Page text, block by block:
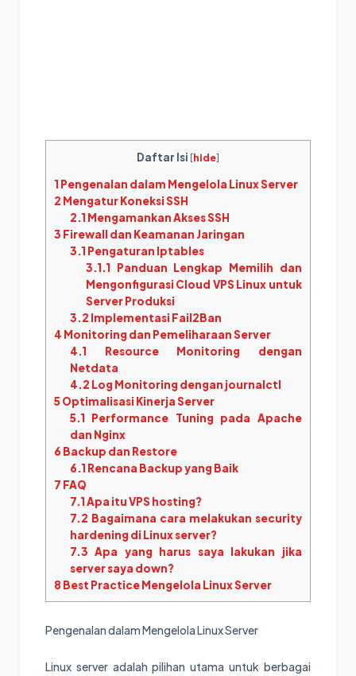
Daftar Isi [hide]
1 Pengenalan dalam Mengelola Linux Server
2 Mengatur Koneksi SSH
2.1 Mengamankan Akses SSH
3 Firewall dan Keamanan Jaringan
3.1 Pengaturan Iptables
3.1.1 Panduan Lengkap Memilih dan
Mengonfigurasi Cloud VPS Linux untuk
Server Produksi
3.2 Implementasi Fail2Ban
4 Monitoring dan Pemeliharaan Server
4.1 Resource Monitoring dengan
Netdata
4.2 Log Monitoring dengan journalctl
5Optimalisasi Kinerja Server
5.1 Performance Tuning pada Apache
dan Nginx
6 Backup dan Restore
6.1 Rencana Backup yang Baik
7 FAQ
7.1Apa itu VPS hosting?
7.2 Bagaimana cara melakukan security
hardening di Linux server?
7.3 Apa yang harus saya lakukan jika
server saya down?
8 Best Practice Mengelola Linux Server
Pengenalan dalam Mengelola Linux Server
Linux server adalah pilihan utama untuk berbagai